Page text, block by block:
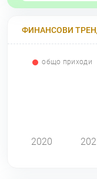
ФИНАНСОВИ
общо приходи
2020